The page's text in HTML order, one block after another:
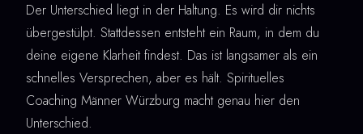
Der Unterschied liegt in der Haltung. Es wird dir nichts
übergestülpt. Stattdessen entsteht ein Raum, in dem du
deine eigene Klarheit findest. Das ist langsamer als ein
schnelles Versprechen, aber es hält. Spirituelles
Coaching Männer Würzburg macht genau hier den
Unterschied.